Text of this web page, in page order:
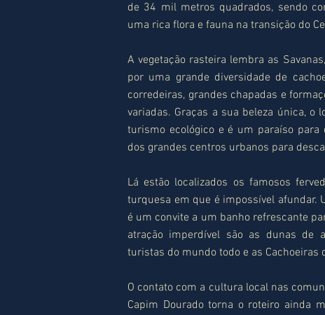
de 34 mil metros quadrados, sendo
uma rica flora e fauna na transição do
A vegetação rasteira lembra as
por uma grande diversidade de
corredeiras, grandes chapadas e
variadas. Graças a sua beleza única, o
turismo ecológico e é um paraíso
dos grandes centros urbanos para
Lá estão localizados os famosos
turquesa em que é impossível afundar.
é um convite a um banho refrescante
atração imperdível são as dunas de
turistas do mundo todo e as Cachoeiras
O contato com a cultura local nas
Capim Dourado torna o roteiro ainda